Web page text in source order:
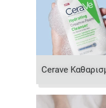
Cerave